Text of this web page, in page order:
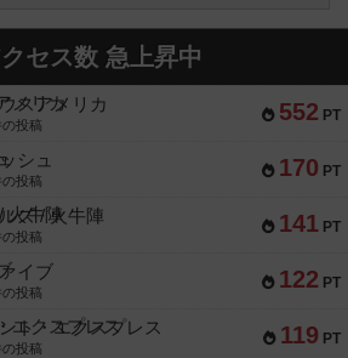
セス数 急上昇中
552 PT
スアメリカ
の投稿
170 PT
シュ
の投稿
141 PT
ズ / 火牛陣
の投稿
122 PT
イブ
の投稿
119 PT
ト・エクスプレス
の投稿